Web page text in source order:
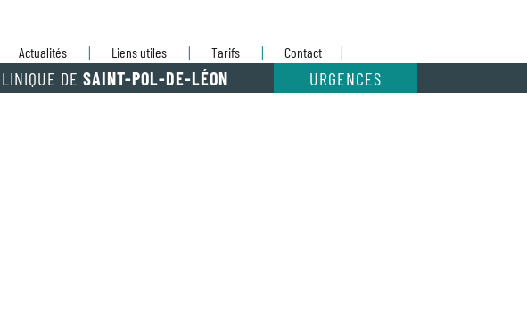
Actualités Liens utiles Tarifs Contact
DE SAINT-POL-DE-LÉON URGENCES